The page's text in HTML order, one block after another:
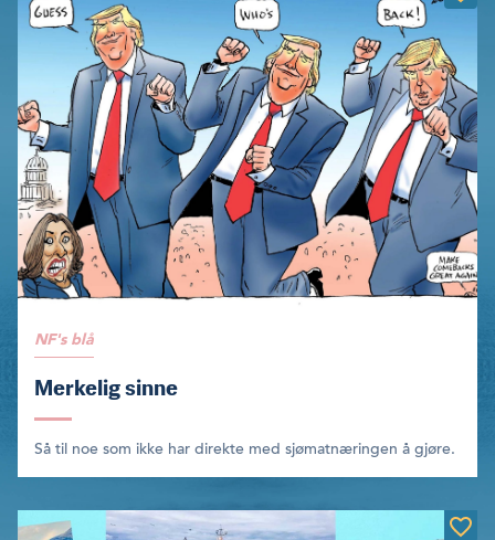
NF's blå
Merkelig sinne
Så til noe som ikke har direkte med sjømatnæringen å gjøre.